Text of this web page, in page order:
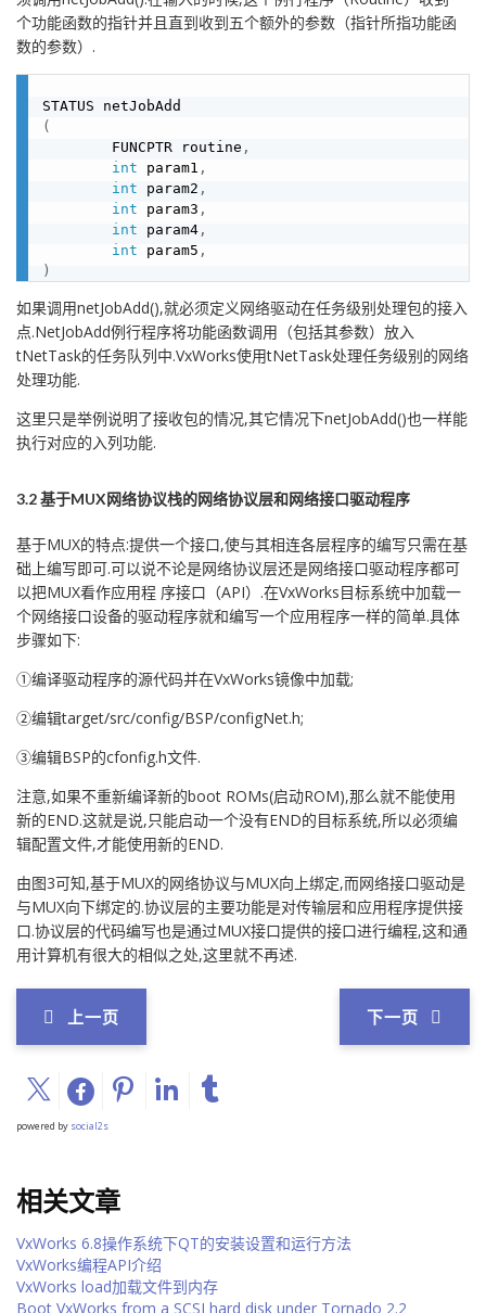
个功能函数的指针并且直到收到五个额外的参数（指针所指功能函
数的参数）.
(
        FUNCPTR routine
,
int param1 ,
int param2 ,
int param3 ,
int param4 ,
int param5 ,
)
如果调用netJobAdd(),就必须定义网络驱动在任务级别处理包的接入
点.NetJobAdd例行程序将功能函数调用（包括其参数）放入
tNetTask的任务队列中.VxWorks使用tNetTask处理任务级别的网络
处理功能.
这里只是举例说明了接收包的情况,其它情况下netJobAdd()也一样能
执行对应的入列功能.
3.2 基于MUX网络协议栈的网络协议层和网络接口驱动程序
基于MUX的特点:提供一个接口,使与其相连各层程序的编写只需在基
础上编写即可.可以说不论是网络协议层还是网络接口驱动程序都可
以把MUX看作应用程 序接口（API）.在VxWorks目标系统中加载一
个网络接口设备的驱动程序就和编写一个应用程序一样的简单.具体
步骤如下:
①编译驱动程序的源代码并在VxWorks镜像中加载;
②编辑target/src/config/BSP/configNet.h;
③编辑BSP的cfonfig.h文件.
注意,如果不重新编译新的boot ROMs(启动ROM),那么就不能使用
新的END.这就是说,只能启动一个没有END的目标系统,所以必须编
辑配置文件,才能使用新的END.
由图3可知,基于MUX的网络协议与MUX向上绑定,而网络接口驱动是
与MUX向下绑定的.协议层的主要功能是对传输层和应用程序提供接
口.协议层的代码编写也是通过MUX接口提供的接口进行编程,这和通
用计算机有很大的相似之处,这里就不再述.
上一页 下一页
powered by social2s
相关文章
VxWorks 6.8操作系统下QT的安装设置和运行方法
VxWorks编程API介绍
VxWorks load加载文件到内存
Boot VxWorks from a SCSI hard disk under Tornado 2.2